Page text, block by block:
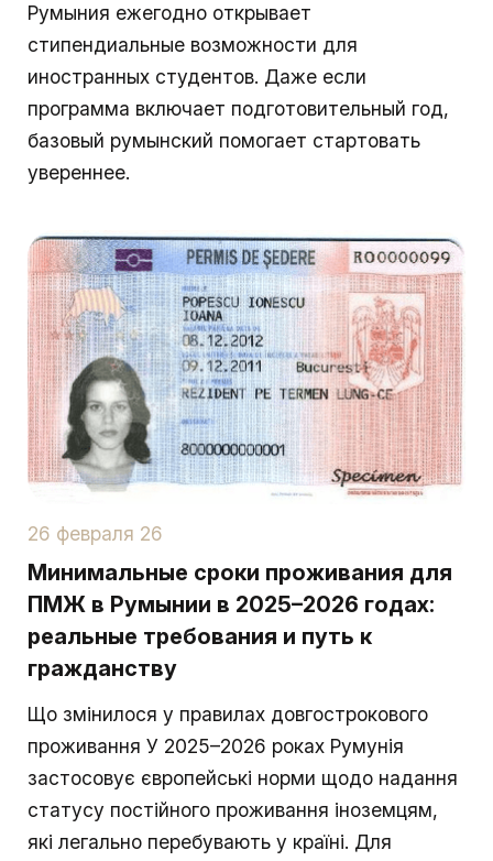
Румыния ежегодно открывает
стипендиальные возможности для
иностранных студентов. Даже если
программа включает подготовительный год,
базовый румынский помогает стартовать
увереннее.
26 февраля 26
Минимальные сроки проживания для
ПМЖ в Румынии в 2025–2026 годах:
реальные требования и путь к
гражданству
Що змінилося у правилах довгострокового
проживання У 2025–2026 роках Румунія
застосовує європейські норми щодо надання
статусу постійного проживання іноземцям,
які легально перебувають у країні. Для